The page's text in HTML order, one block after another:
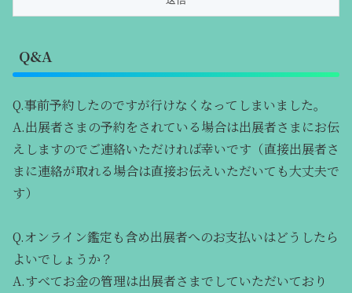
Q&A
Q.事前予約したのですが行けなくなってしまいました。
A.出展者さまの予約をされている場合は出展者さまにお伝
えしますのでご連絡いただければ幸いです（直接出展者さ
まに連絡が取れる場合は直接お伝えいただいても大丈夫で
す）
Q.オンライン鑑定も含め出展者へのお支払いはどうしたら
よいでしょうか？
A.すべてお金の管理は出展者さまでしていただいており